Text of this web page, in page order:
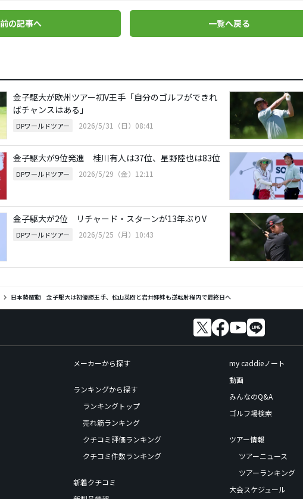
前の記事へ 一覧へ戻る
金子駆大が欧州ツアー初V王手「自分のゴルフができれ
ばチャンスはある」
DPワールドツアー 2026/5/31（日）08:41
金子駆大が9位発進 桂川有人は37位、星野陸也は83位
DPワールドツアー 2026/5/29（金）12:11
金子駆大が2位 リチャード・スターンが13年ぶりV
DPワールドツアー 2026/5/25（月）10:43
日本勢躍動 金子駆大は初優勝王手、松山英樹と岩井姉妹も逆転射程内で最終日へ
メーカーから探す
ランキングから探す
ランキングトップ
売れ筋ランキング
クチコミ評価ランキング
クチコミ件数ランキング
新着クチコミ
my caddieノート
動画
みんなのQ&A
ゴルフ場検索
ツアー情報
ツアーニュース
ツアーランキング
大会スケジュール